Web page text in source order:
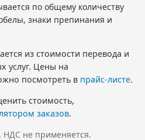
по общему количеству
знаки препинания и
из стоимости перевода и
услуг. Цены на
посмотреть в прайс-листе.
стоимость,
заказов.
НДС не применяется.